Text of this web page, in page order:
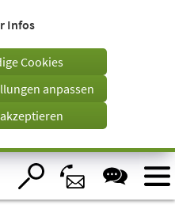
Infos
Cookies
anpassen